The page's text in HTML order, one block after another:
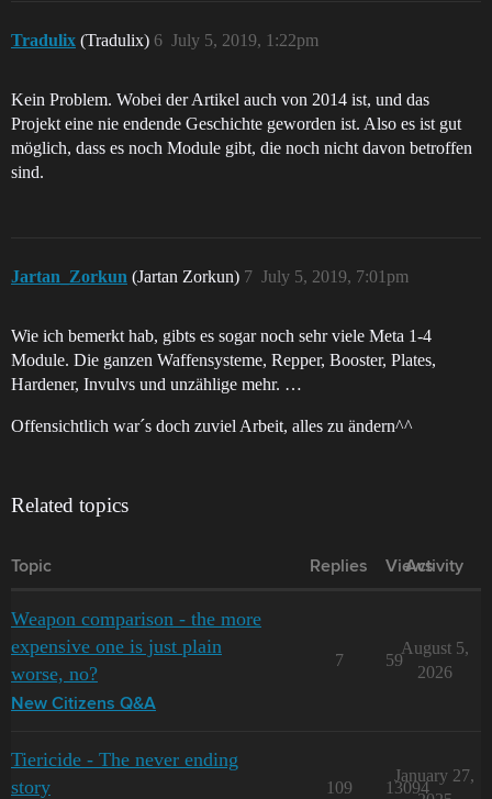
Tradulix (Tradulix) July 5, 2019, 1:22pm
6
Kein Problem. Wobei der Artikel auch von 2014 ist, und das
Projekt eine nie endende Geschichte geworden ist. Also es ist gut
möglich, dass es noch Module gibt, die noch nicht davon betroffen
sind.
Jartan_Zorkun (Jartan Zorkun) July 5, 2019, 7:01pm
7
Wie ich bemerkt hab, gibts es sogar noch sehr viele Meta 1-4
Module. Die ganzen Waffensysteme, Repper, Booster, Plates,
Hardener, Invulvs und unzählige mehr. …
Offensichtlich war´s doch zuviel Arbeit, alles zu ändern^^
Related topics
Topic Replies Views
Activity
Weapon comparison - the more
expensive one is just plain
worse, no?
New Citizens Q&A
7 59
August 5,
2026
Tiericide - The never ending
story
109 13094
January 27,